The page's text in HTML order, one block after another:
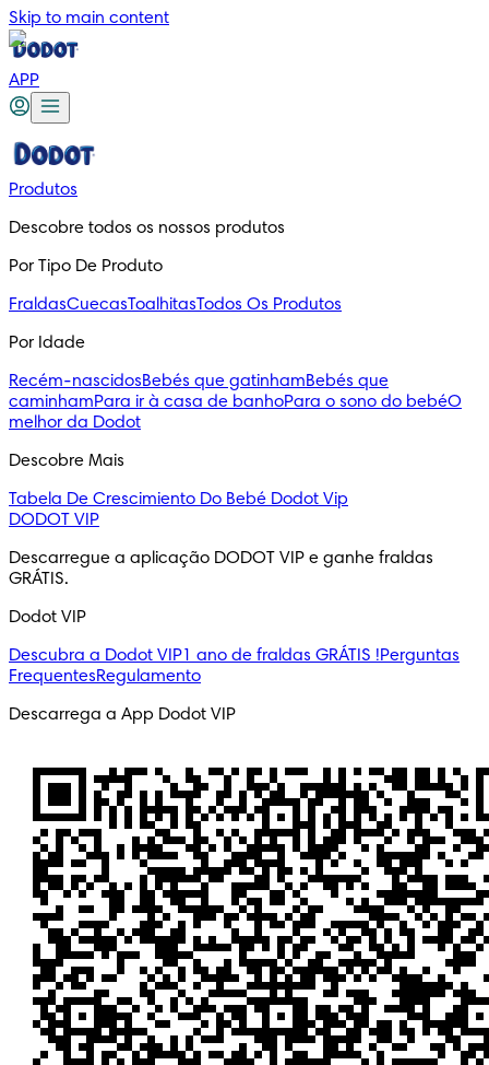
Skip to main content
APP
Produtos
Descobre todos os nossos produtos
Por Tipo De Produto
FraldasCuecasToalhitasTodos Os Produtos
Por Idade
Recém-nascidosBebés que gatinhamBebés que
caminhamPara ir à casa de banhoPara o sono do bebéO
melhor da Dodot
Descobre Mais
Tabela De Crescimiento Do Bebé Dodot Vip
DODOT VIP
Descarregue a aplicação DODOT VIP e ganhe fraldas
GRÁTIS.
Dodot VIP
Descubra a Dodot VIP1 ano de fraldas GRÁTIS !Perguntas
FrequentesRegulamento
Descarrega a App Dodot VIP